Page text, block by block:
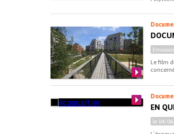
Le film
EN
le 04/